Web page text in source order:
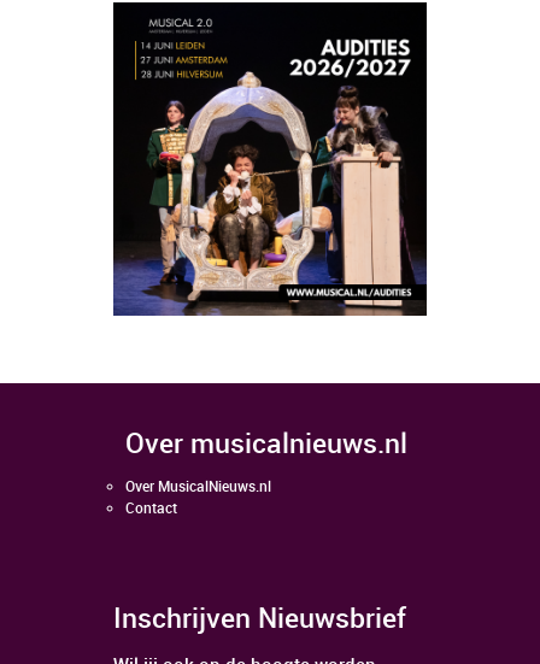
over musicalnieuws.nl
Over MusicalNieuws.nl
Contact
Inschrijven Nieuwsbrief